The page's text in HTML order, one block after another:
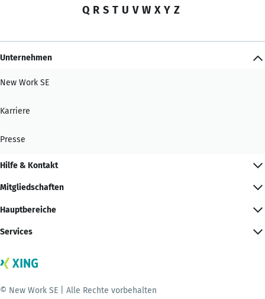
Q R S T U V W X Y Z
Unternehmen
New Work SE
Karriere
Presse
Hilfe & Kontakt
Mitgliedschaften
Hauptbereiche
Services
© New Work SE | Alle Rechte vorbehalten